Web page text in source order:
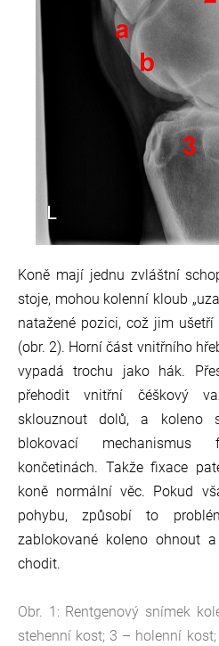
Koně mají jednu zvláštní
stoje, mohou kolenní kloub
natažené pozici, což jim
(obr. 2). Horní část vnitřního
vypadá trochu jako hák.
přehodit vnitřní čéškový
sklouznout dolů, a koleno
blokovací
končetinách. Takže fixace
koně normální věc. Pokud
pohybu, způsobí to
zablokované koleno ohnout
chodit.
Obr. 1: Rentgenový snímek
stehenní kost; 3 – holenní